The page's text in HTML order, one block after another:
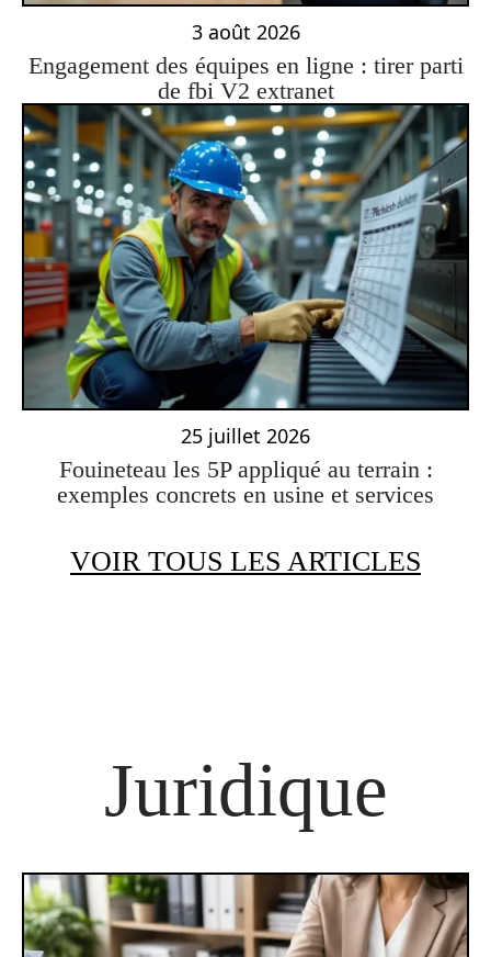
3 août 2026
Engagement des équipes en ligne : tirer parti
de fbi V2 extranet
25 juillet 2026
Fouineteau les 5P appliqué au terrain :
exemples concrets en usine et services
VOIR TOUS LES ARTICLES
Juridique